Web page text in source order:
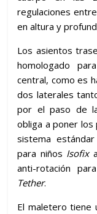
regulaciones
en altura y
Los asientos
homologado
central, como es
dos laterales
por el paso de
obliga a poner los
sistema
para niños Isofix
anti-rotación
Tether.
El maletero tiene